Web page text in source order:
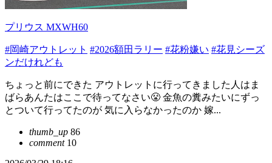
プリウス MXWH60
#岡崎アウトレット #2026額田ラリー #花粉嫌い #花見シーズ
ンだけれども
ちょっと前にできた アウトレットに行ってきました人はま
ばらあんたはここで待ってなさい😤 金魚の糞みたいにずっ
とついて行ってたのが 気に入らなかったのか 嫁...
thumb_up 86
comment10